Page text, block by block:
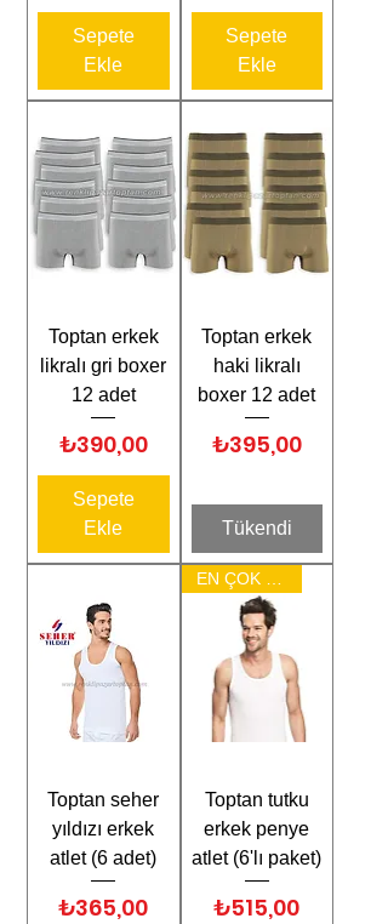
Sepete
Ekle
Sepete
Ekle
Toptan erkek
likralı gri boxer
12 adet
Fiyat
₺390,00
Sepete
Ekle
Toptan erkek
haki likralı
boxer 12 adet
Fiyat
₺395,00
Tükendi
Toptan seher
yıldızı erkek
atlet (6 adet)
Fiyat
₺365,00
EN ÇOK SATAN
Toptan tutku
erkek penye
atlet (6'lı paket)
Fiyat
₺515,00